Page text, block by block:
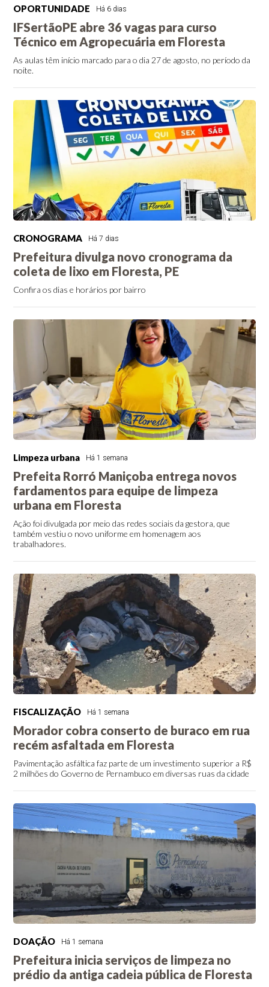
OPORTUNIDADE Há 6 dias
IFSertãoPE abre 36 vagas para curso
Técnico em Agropecuária em Floresta
As aulas têm início marcado para o dia 27 de agosto, no período da
noite.
CRONOGRAMA Há 7 dias
Prefeitura divulga novo cronograma da
coleta de lixo em Floresta, PE
Confira os dias e horários por bairro
Limpeza urbana Há 1 semana
Prefeita Rorró Maniçoba entrega novos
fardamentos para equipe de limpeza
urbana em Floresta
Ação foi divulgada por meio das redes sociais da gestora, que
também vestiu o novo uniforme em homenagem aos
trabalhadores.
FISCALIZAÇÃO Há 1 semana
Morador cobra conserto de buraco em rua
recém asfaltada em Floresta
Pavimentação asfáltica faz parte de um investimento superior a R$
2 milhões do Governo de Pernambuco em diversas ruas da cidade
DOAÇÃO Há 1 semana
Prefeitura inicia serviços de limpeza no
prédio da antiga cadeia pública de Floresta